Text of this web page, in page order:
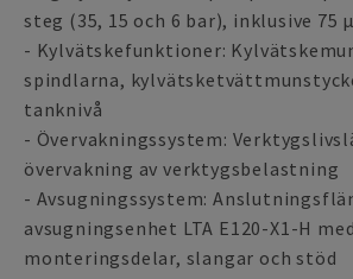
steg (35, 15 och 6 bar), inklusive
- Kylvätskefunktioner:
spindlarna,
tanknivå
- Övervakningssystem:
övervakning av verktygsbelastning
- Avsugningssystem:
avsugningsenhet LTA E120-X1-H med
monteringsdelar, slangar och stöd